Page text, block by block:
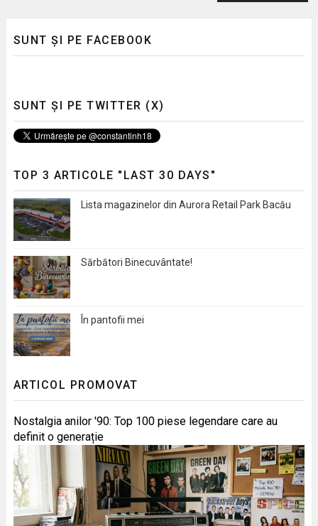
SUNT ȘI PE FACEBOOK
SUNT ȘI PE TWITTER (X)
TOP 3 ARTICOLE "LAST 30 DAYS"
Lista magazinelor din Aurora Retail Park Bacău
Sărbători Binecuvântate!
În pantofii mei
ARTICOL PROMOVAT
Nostalgia anilor '90: Top 100 piese legendare care au
definit o generație